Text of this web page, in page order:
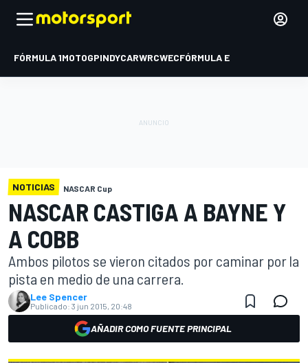
FÓRMULA 1MOTOGPINDYCARWRCWECFÓRMULA E
NOTICIAS NASCAR Cup
NASCAR CASTIGA A BAYNE Y
A COBB
Ambos pilotos se vieron citados por caminar por la
pista en medio de una carrera.
Lee Spencer
Publicado: 3 jun 2015, 20:48
AÑADIR COMO FUENTE PRINCIPAL